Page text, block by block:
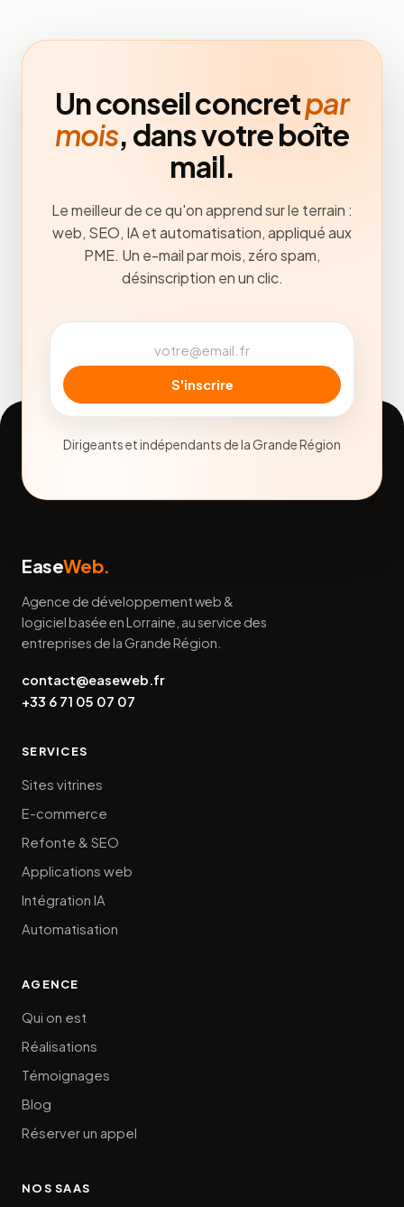
Un conseil concretpar
mois, dans votre boîte
mail.
Le meilleur de ce qu'on apprend sur le terrain :
web, SEO, IA et automatisation, appliqué aux
PME. Un e-mail par mois, zéro spam,
désinscription en un clic.
S'inscrire
Dirigeants et indépendants de la Grande Région
EaseWeb.
Agence de développement web &
logiciel basée en Lorraine, au service des
entreprises de la Grande Région.
contact@easeweb.fr
+33 6 71 05 07 07
SERVICES
Sites vitrines
E-commerce
Refonte & SEO
Applications web
Intégration IA
Automatisation
AGENCE
Qui on est
Réalisations
Témoignages
Blog
Réserver un appel
NOS SAAS